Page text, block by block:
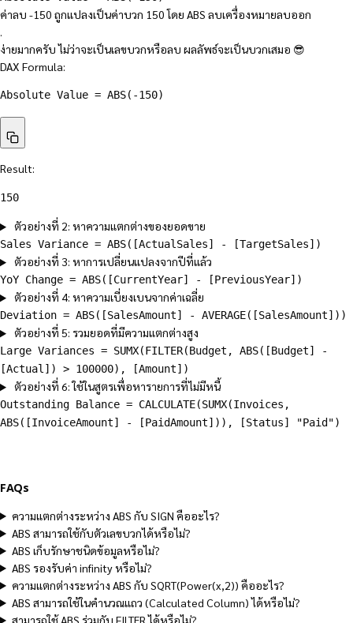
ค่าลบ -150 ถูกแปลงเป็นค่าบวก 150 โดย ABS ลบเครื่องหมายลบออก
.
ง่ายมากครับ ไม่ว่าจะเป็นเลขบวกหรือลบ ผลลัพธ์จะเป็นบวกเสมอ 😎
DAX Formula:
Absolute Value = ABS( -150)
Result:
150
ตัวอย่างที่ 2: หาความแตกต่างของยอดขาย
Sales Variance = ABS([ActualSales] - [TargetSales])
ตัวอย่างที่ 3: หาการเปลี่ยนแปลงจากปีที่แล้ว
YoY Change = ABS([CurrentYear] - [PreviousYear])
ตัวอย่างที่ 4: หาความเบี่ยงเบนจากค่าเฉลี่ย
Deviation = ABS([SalesAmount] - AVERAGE([SalesAmount]))
ตัวอย่างที่ 5: รวมยอดที่มีความแตกต่างสูง
Large Variances = SUMX(FILTER(Budget, ABS([Budget] -
[Actual]) > 100000), [Amount])
ตัวอย่างที่ 6: ใช้ในสูตรเพื่อหารายการที่ไม่มีหนี้
Outstanding Balance = CALCULATE(SUMX(Invoices,
ABS([InvoiceAmount] - [PaidAmount])), [Status] "Paid")
FAQs
ความแตกต่างระหว่าง ABS กับ SIGN คืออะไร?
ABS สามารถใช้กับตัวเลขบวกได้หรือไม่?
ABS เก็บรักษาชนิดข้อมูลหรือไม่?
ABS รองรับค่า infinity หรือไม่?
ความแตกต่างระหว่าง ABS กับ SQRT(Power(x,2)) คืออะไร?
ABS สามารถใช้ในคำนวณแถว (Calculated Column) ได้หรือไม่?
สามารถใช้ ABS ร่วมกับ FILTER ได้หรือไม่?